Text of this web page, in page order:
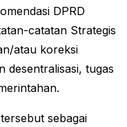
DPRD
catatan Strategis
atau koreksi
desentralisasi, tugas
sebagai